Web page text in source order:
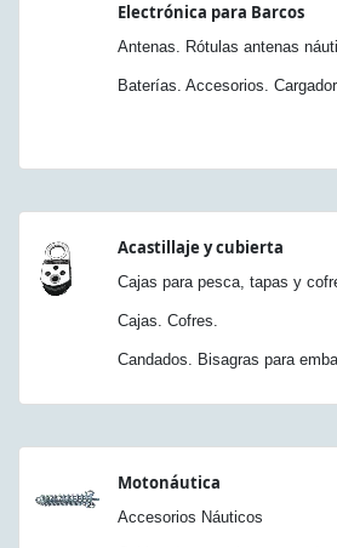
Electrónica para Barcos
Antenas. Rótulas antenas
Baterías. Accesorios.
Acastillaje y cubierta
Cajas para pesca, tapas y
Cajas. Cofres.
Candados. Bisagras para
Motonáutica
Accesorios Náuticos